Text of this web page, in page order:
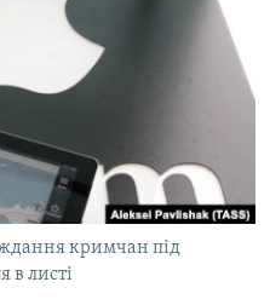
кримчан під
в листі